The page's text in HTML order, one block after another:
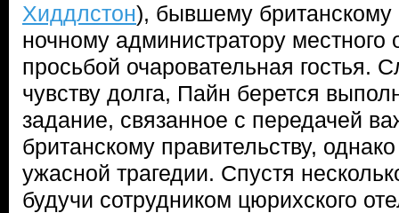
Хиддлстон), бывшему британскому
ночному администратору местного
просьбой очаровательная гостья.
чувству долга, Пайн берется
задание, связанное с передачей
британскому правительству,
ужасной трагедии. Спустя
будучи сотрудником цюрихского